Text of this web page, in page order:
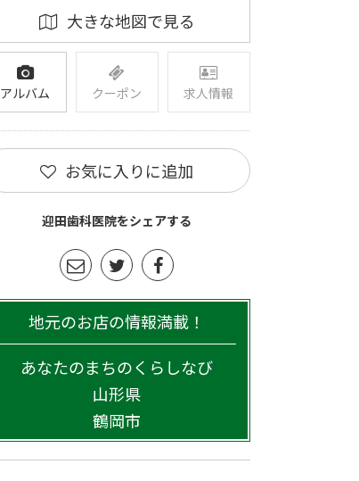
大きな地図で見る
アルバム クーポン 求人情報
お気に入りに追加
迎田歯科医院をシェアする
地元のお店の情報満載！
あなたのまちのくらしなび
山形県
鶴岡市